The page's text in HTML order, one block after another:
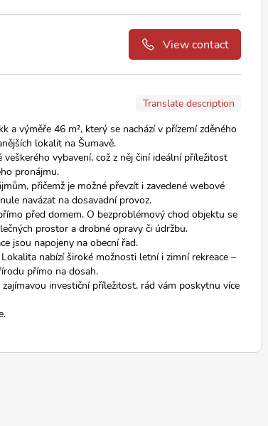
View contact
Translate description
a výměře 46 m², který se nachází v přízemí zděného
lokalit na Šumavě.
vybavení, což z něj činí ideální příležitost
pronájmu.
přičemž je možné převzít i zavedené webové
navázat na dosavadní provoz.
před domem. O bezproblémový chod objektu se
prostor a drobné opravy či údržbu.
jsou napojeny na obecní řad.
nabízí široké možnosti letní i zimní rekreace –
přímo na dosah.
investiční příležitost, rád vám poskytnu více